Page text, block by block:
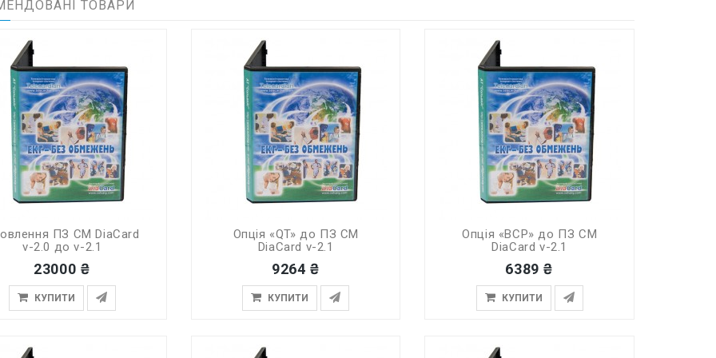
ТОВАРИ
ПЗ СМ DiaCard
v-2.0 до v-2.1
23000 ₴
КУПИТИ
Опція «QT» до ПЗ СМ
DiaCard v-2.1
9264 ₴
КУПИТИ
Опція «ВСР» до ПЗ СМ
DiaCard v-2.1
6389 ₴
КУПИТИ